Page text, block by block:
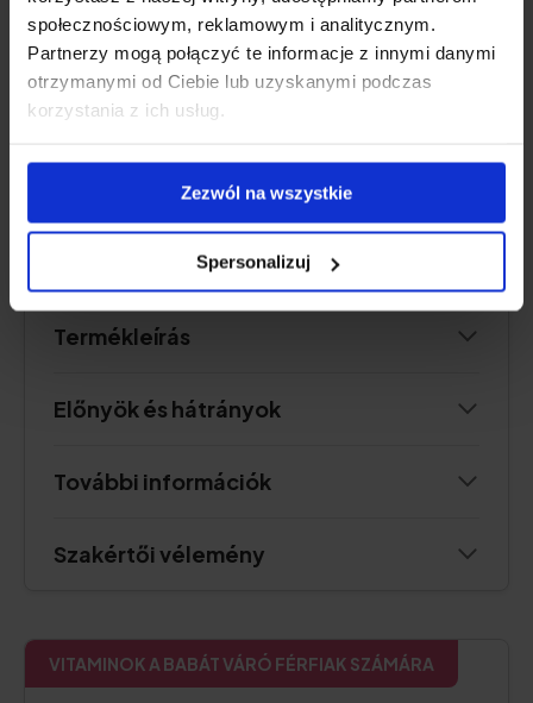
społecznościowym, reklamowym i analitycznym.
Partnerzy mogą połączyć te informacje z innymi danymi
otrzymanymi od Ciebie lub uzyskanymi podczas
korzystania z ich usług.
Zezwól na wszystkie
Spersonalizuj
görögszéna.
Formája:kapszula
Csomagolás: 120 kapszula
Adagolás:
2 kapszula naponta
Ellenőrizze az árat
Termékleírás
Előnyök és hátrányok
További információk
Szakértői vélemény
VITAMINOK A BABÁT VÁRÓ FÉRFIAK SZÁMÁRA